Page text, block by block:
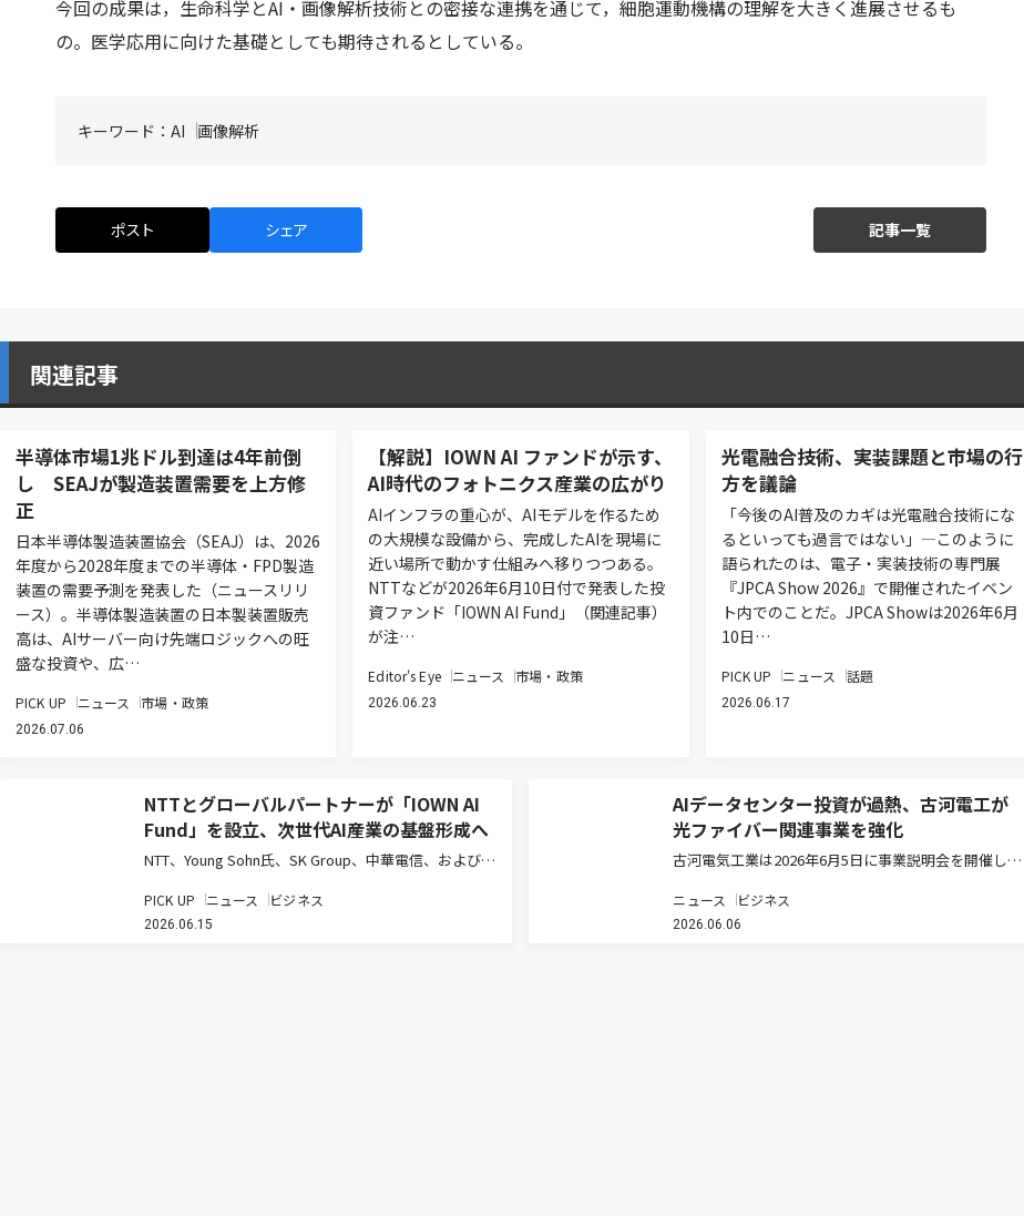
今回の成果は，生命科学とAI・画像解析技術との密接な連携を通じて，細胞運動機構の理解を大きく進展させるも
の。医学応用に向けた基礎としても期待されるとしている。
キーワード： AI 画像解析
ポスト シェア 記事一覧
関連記事
半導体市場1兆ドル到達は4年前倒
し SEAJが製造装置需要を上方修
正
日本半導体製造装置協会（SEAJ）は、2026
年度から2028年度までの半導体・FPD製造
装置の需要予測を発表した（ニュースリリ
ース）。半導体製造装置の日本製装置販売
高は、AIサーバー向け先端ロジックへの旺
盛な投資や、広…
PICK UP ニュース 市場・政策
2026.07.06
【解説】IOWN AI ファンドが示す、
AI時代のフォトニクス産業の広がり
AIインフラの重心が、AIモデルを作るため
の大規模な設備から、完成したAIを現場に
近い場所で動かす仕組みへ移りつつある。
NTTなどが2026年6月10日付で発表した投
資ファンド「IOWN AI Fund」（関連記事）
が注…
Editor's Eye ニュース 市場・政策
2026.06.23
光電融合技術、実装課題と市場の行
方を議論
「今後のAI普及のカギは光電融合技術にな
るといっても過言ではない」―このように
語られたのは、電子・実装技術の専門展
『JPCA Show 2026』で開催されたイベン
ト内でのことだ。JPCA Showは2026年6月
10日…
PICK UP ニュース 話題
2026.06.17
NTTとグローバルパートナーが「IOWN AI
Fund」を設立、次世代AI産業の基盤形成へ
NTT、Young Sohn氏、SK Group、中華電信、および日
てIOWNエコシステムの構築と新たな事業創出を目指
す投資ファンド「IOWN AI Fund」を組成した…
PICK UP ニュース ビジネス
2026.06.15
AIデータセンター投資が過熱、古河電工が
光ファイバー関連事業を強化
古河電気工業は2026年6月5日に事業説明会を開催し、
光ソリューション領域長の浅尾真史氏は、2030年に向
け「革新的な光ソリューションでAI時代のネットワー
ニュース ビジネス
2026.06.06